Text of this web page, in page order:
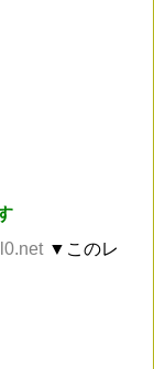
▼このレ